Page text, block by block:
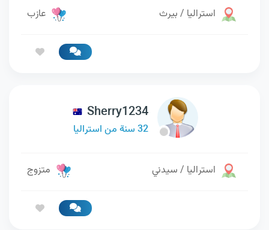
استراليا / بيرث عازب
Sherry1234
32 سنة من استراليا
استراليا / سيدني متزوج